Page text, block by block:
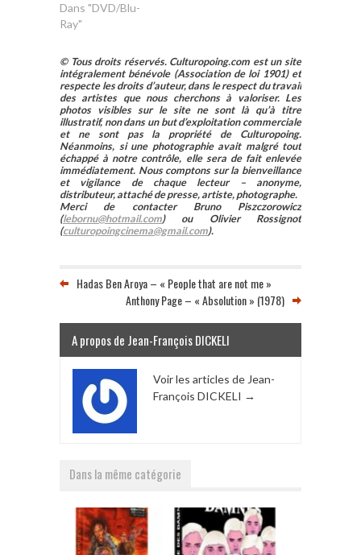
Dans "DVD/Blu-
Ray"
© Tous droits réservés. Culturopoing.com est un site
intégralement bénévole (Association de loi 1901) et
respecte les droits d’auteur, dans le respect du travail
des artistes que nous cherchons à valoriser. Les
photos visibles sur le site ne sont là qu’à titre
illustratif, non dans un but d’exploitation commerciale
et ne sont pas la propriété de Culturopoing.
Néanmoins, si une photographie avait malgré tout
échappé à notre contrôle, elle sera de fait enlevée
immédiatement. Nous comptons sur la bienveillance
et vigilance de chaque lecteur – anonyme,
distributeur, attaché de presse, artiste, photographe.
Merci de contacter Bruno Piszczorowicz
(lebornu@hotmail.com) ou Olivier Rossignot
(culturopoingcinema@gmail.com).
Hadas Ben Aroya – « People that are not me »
Anthony Page – « Absolution » (1978)
A propos de Jean-François DICKELI
Voir les articles de Jean-
François DICKELI →
Dans la même catégorie